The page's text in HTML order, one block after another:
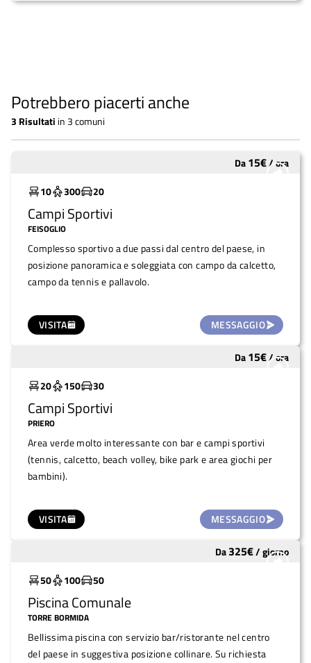
Potrebbero piacerti anche
3 Risultati in 3 comuni
VISITA MESSAGGIO
Da15€/ora
10
300 20
Campi Sportivi
FEISOGLIO
Complesso sportivo a due passi dal centro del paese, in
posizione panoramica e soleggiata con campo da calcetto,
campo da tennis e pallavolo.
VISITA MESSAGGIO
Da15€/ora
20
150 30
Campi Sportivi
PRIERO
Area verde molto interessante con bar e campi sportivi
(tennis, calcetto, beach volley, bike park e area giochi per
bambini).
Da325€/giorno
50
100 50
Piscina Comunale
TORRE BORMIDA
Bellissima piscina con servizio bar/ristorante nel centro
del paese in suggestiva posizione collinare. Su richiesta